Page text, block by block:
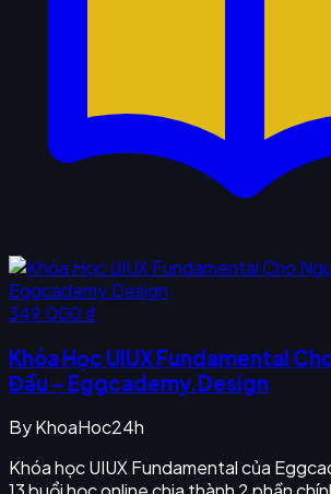
349.000 ₫
Khóa Học UIUX Fundamental
Đầu - Eggcademy.Design
ByKhoaHoc24h
Khóa học UIUX Fundamental của